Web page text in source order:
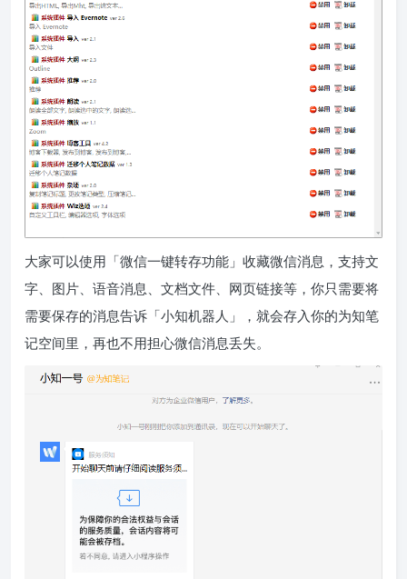
大家可以使用「微信一键转存功能」收藏微信消息，支持文
字、图片、语音消息、文档文件、网页链接等，你只需要将
需要保存的消息告诉「小知机器人」，就会存入你的为知笔
记空间里，再也不用担心微信消息丢失。